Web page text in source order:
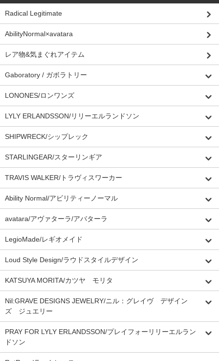
Radical Legitimate
AbilityNormal×avatara
レア物&気まぐれアイテム
Gaboratory / ガボラトリー
LONONES/ロンワンズ
LYLY ERLANDSSON/リリーエルランドソン
SHIPWRECK/シップレック
STARLINGEAR/スターリンギア
TRAVIS WALKER/トラヴィスワーカー
Ability Normal/アビリティーノーマル
avatara/アヴァターラ/アバターラ
LegioMade/レギオメイド
Loud Style Design/ラウドスタイルデザイン
KATSUYA MORITA/カツヤ モリタ
Nil:GRAVE DESIGNS JEWELRY/ニル：グレイヴ デザイン
ズ ジュエリー
PRAY FOR LYLY ERLANDSSON/プレイフォーリリーエルラン
ドソン